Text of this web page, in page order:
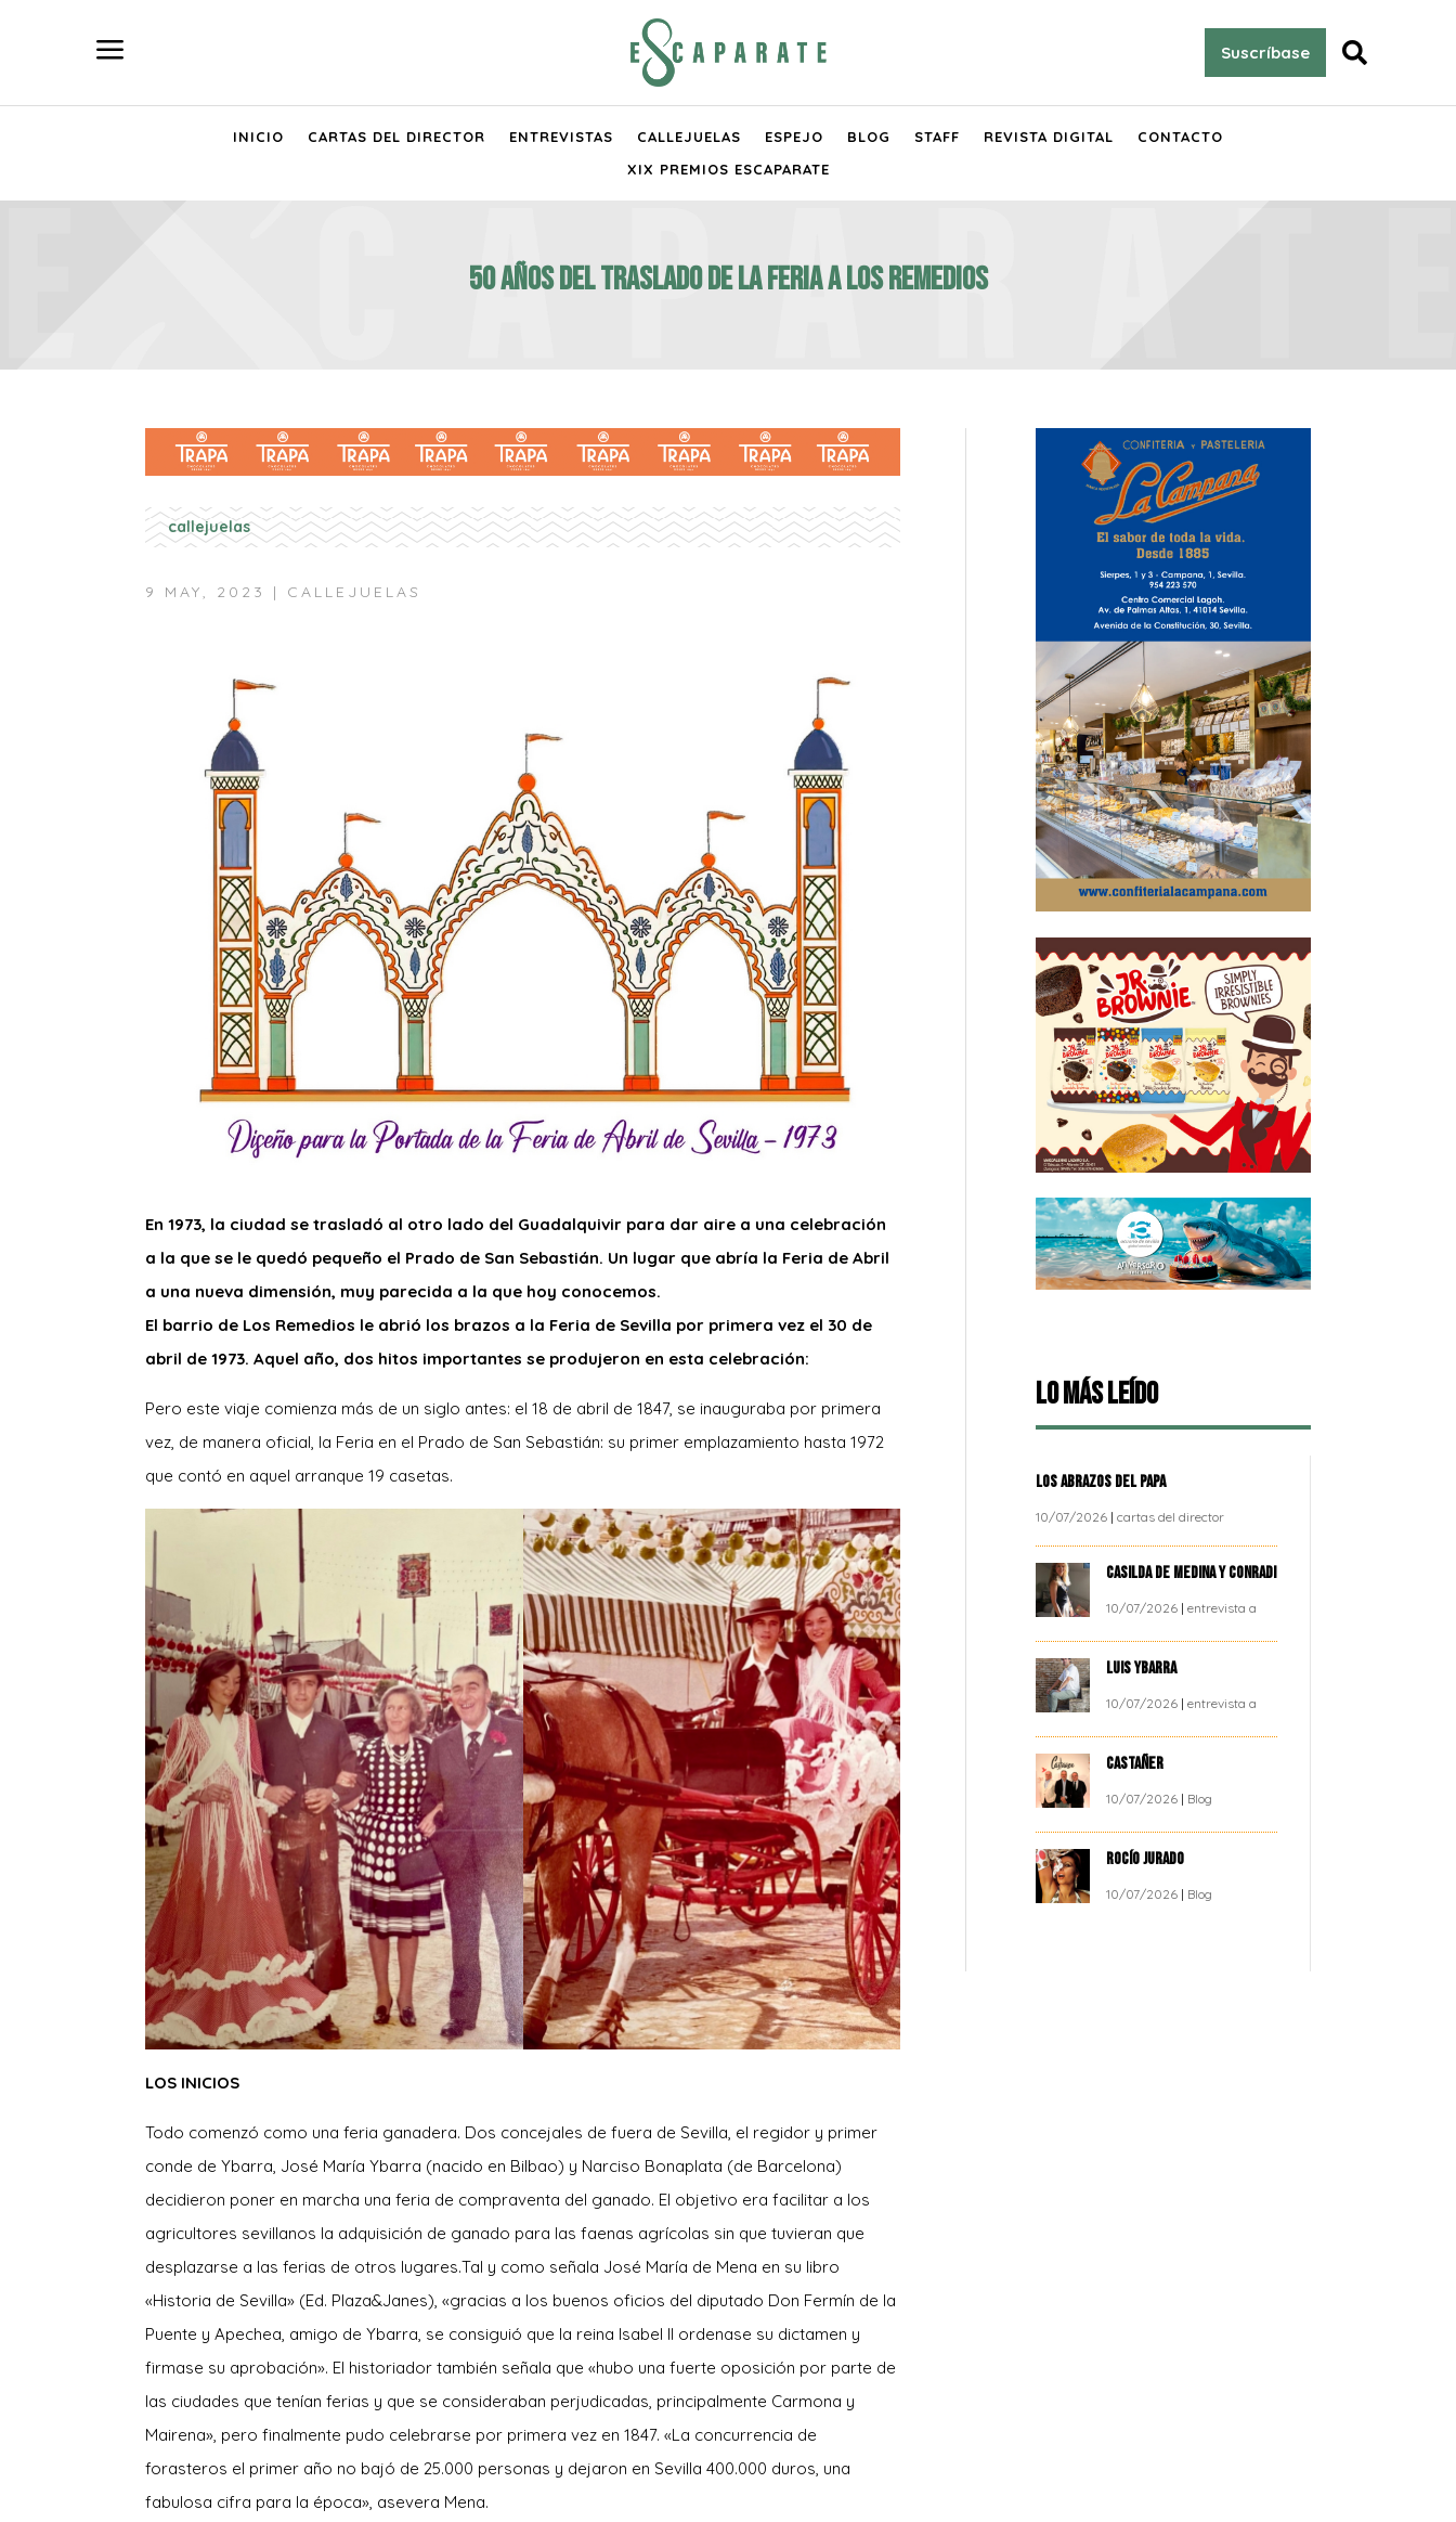
a Suscríbase 
INICIO CARTAS DEL DIRECTOR ENTREVISTAS CALLEJUELAS ESPEJO BLOG STAFF REVISTA DIGITAL
CONTACTO
XIX PREMIOS ESCAPARATE
50 AÑOS DEL TRASLADO DE LA FERIA A LOS REMEDIOS
callejuelas
9 MAY, 2023 | CALLEJUELAS
En 1973, la ciudad se trasladó al otro lado del Guadalquivir para dar aire a una celebración
a la que se le quedó pequeño el Prado de San Sebastián. Un lugar que abría la Feria de Abril
a una nueva dimensión, muy parecida a la que hoy conocemos.
El barrio de Los Remedios le abrió los brazos a la Feria de Sevilla por primera vez el 30 de
abril de 1973. Aquel año, dos hitos importantes se produjeron en esta celebración:
Pero este viaje comienza más de un siglo antes: el 18 de abril de 1847, se inauguraba por primera
vez, de manera oficial, la Feria en el Prado de San Sebastián: su primer emplazamiento hasta 1972
que contó en aquel arranque 19 casetas.
LOS INICIOS
Todo comenzó como una feria ganadera. Dos concejales de fuera de Sevilla, el regidor y primer
conde de Ybarra, José María Ybarra (nacido en Bilbao) y Narciso Bonaplata (de Barcelona)
decidieron poner en marcha una feria de compraventa del ganado. El objetivo era facilitar a los
agricultores sevillanos la adquisición de ganado para las faenas agrícolas sin que tuvieran que
desplazarse a las ferias de otros lugares.Tal y como señala José María de Mena en su libro
«Historia de Sevilla» (Ed. Plaza&Janes), «gracias a los buenos oficios del diputado Don Fermín de la
Puente y Apechea, amigo de Ybarra, se consiguió que la reina Isabel II ordenase su dictamen y
firmase su aprobación». El historiador también señala que «hubo una fuerte oposición por parte de
las ciudades que tenían ferias y que se consideraban perjudicadas, principalmente Carmona y
Mairena», pero finalmente pudo celebrarse por primera vez en 1847. «La concurrencia de
forasteros el primer año no bajó de 25.000 personas y dejaron en Sevilla 400.000 duros, una
fabulosa cifra para la época», asevera Mena.
Lo más leído
LOS ABRAZOS DEL PAPA
10/07/2026 |cartas del director
CASILDA DE MEDINA Y CONRADI
10/07/2026 |entrevista a
LUIS YBARRA
10/07/2026 |entrevista a
CASTAÑER
10/07/2026 | Blog
ROCÍO JURADO
10/07/2026 | Blog